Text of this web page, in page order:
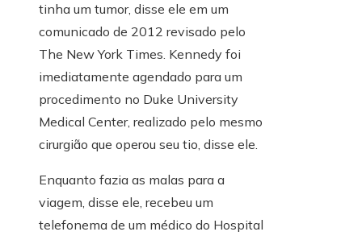
tinha um tumor, disse ele em um
comunicado de 2012 revisado pelo
The New York Times. Kennedy foi
imediatamente agendado para um
procedimento no Duke University
Medical Center, realizado pelo mesmo
cirurgião que operou seu tio, disse ele.
Enquanto fazia as malas para a
viagem, disse ele, recebeu um
telefonema de um médico do Hospital